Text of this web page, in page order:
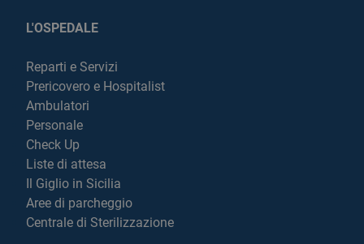
L'OSPEDALE
Reparti e Servizi
Prericovero e Hospitalist
Ambulatori
Personale
Check Up
Liste di attesa
Il Giglio in Sicilia
Aree di parcheggio
Centrale di Sterilizzazione